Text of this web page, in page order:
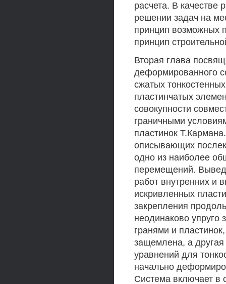
расчета. В качестве
решении задач на
принцип возможных
принцип
Вторая глава
деформированного
сжатых
пластинчатых
совокупности
граничными
пластинок
описывающих
одно из наиболее
перемещений.
работ внутренних и
искривленных
закрепления
неодинаково
гранями и
защемлена, а
уравнений для
начально
Система включает в